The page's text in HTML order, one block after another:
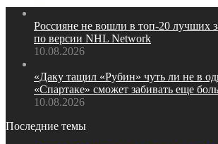
Россияне не вошли в топ‑20
по версии NHL Network
10.08.2026
«Даку тащил «Рубин» чуть ли не в
«Спартаке» сможет забивать еще
10.08.2026
Последние темы